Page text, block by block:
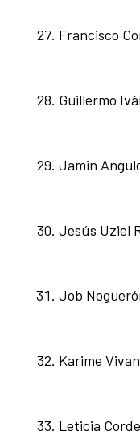
Francisco
Guillermo
Jamin
Jesús Uziel
Job
Karime
Leticia